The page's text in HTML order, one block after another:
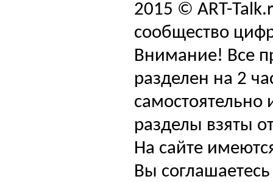
2015 © ART-
сообщество
Внимание! Все
разделен на 2
самостоятельно
разделы взяты
На сайте
Вы